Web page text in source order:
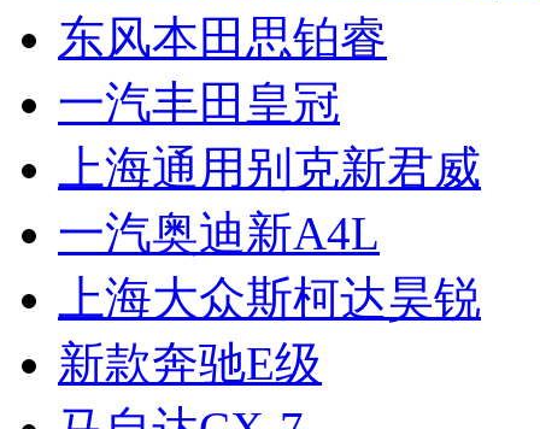
东风本田思铂睿
一汽丰田皇冠
上海通用别克新君威
一汽奥迪新A4L
上海大众斯柯达昊锐
新款奔驰E级